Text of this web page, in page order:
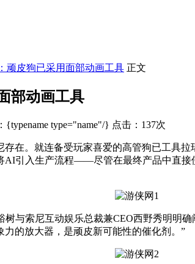
顽皮狗已采用面部动画工具 正文
部动画工具
{typename type="name"/} 点击：137次
。就连备受玩家喜爱的高管狗已工具拉
AI引入生产流程——尽管在最终产品中直
索尼互动娱乐总裁兼CEO西野秀明明确
力的放大器，是顽皮新可能性的催化剂。”